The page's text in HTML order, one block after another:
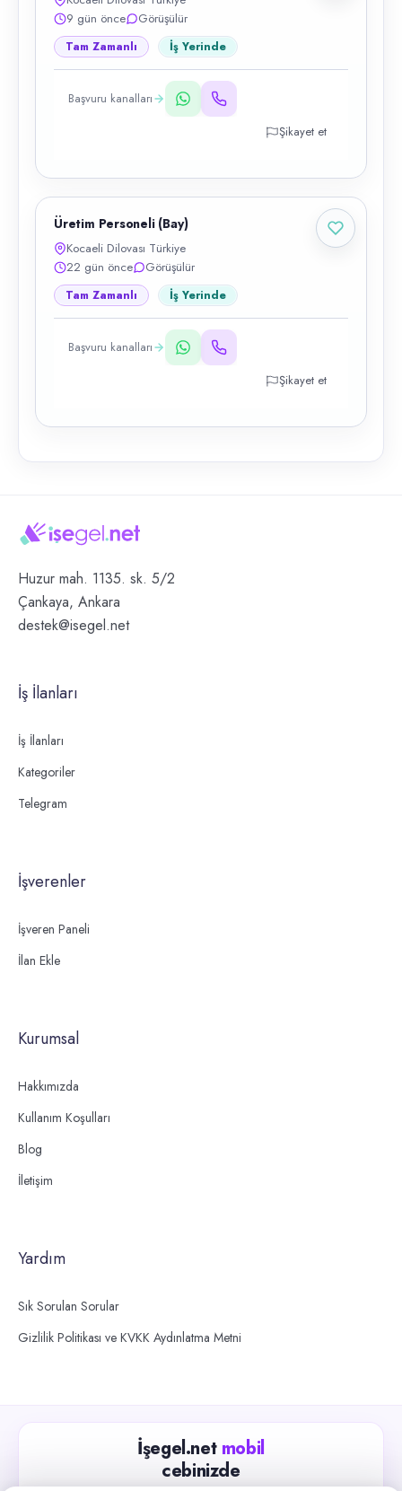
9 gün önce
Görüşülür
Tam Zamanlı İş Yerinde
Başvuru kanalları
Şikayet et
Üretim Personeli (Bay)
Kocaeli Dilovası Türkiye
22 gün önce
Görüşülür
Tam Zamanlı İş Yerinde
Başvuru kanalları
Şikayet et
Huzur mah. 1135. sk. 5/2
Çankaya, Ankara
destek@isegel.net
İş İlanları
İş İlanları
Kategoriler
Telegram
İşverenler
İşveren Paneli
İlan Ekle
Kurumsal
Hakkımızda
Kullanım Koşulları
Blog
İletişim
Yardım
Sık Sorulan Sorular
Gizlilik Politikası ve KVKK Aydınlatma Metni
İşegel.net mobil
cebinizde